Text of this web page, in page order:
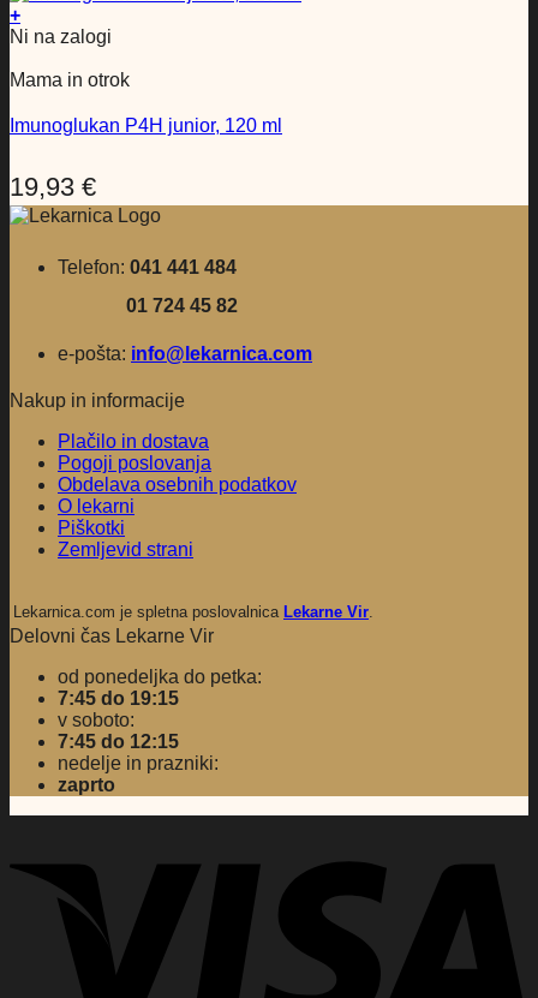
+
Ni na zalogi
Mama in otrok
Imunoglukan P4H junior, 120 ml
19,93 €
Telefon: 041 441 484
01 724 45 82
e-pošta: info@lekarnica.com
Nakup in informacije
Plačilo in dostava
Pogoji poslovanja
Obdelava osebnih podatkov
O lekarni
Piškotki
Zemljevid strani
Lekarnica.com je spletna poslovalnica Lekarne Vir.
Delovni čas Lekarne Vir
od ponedeljka do petka:
7:45 do 19:15
v soboto:
7:45 do 12:15
nedelje in prazniki:
zaprto